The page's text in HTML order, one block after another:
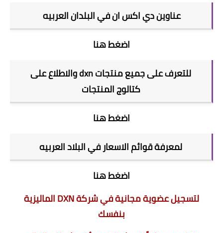
عناوين دي اكس ان في البلدان العربيه
اضغط هنا
للتعرف على جميع منتجات dxn والاطلاع على
كتالوج المنتجات
اضغط هنا
لمعرفة قوائم الاسعار في البلاد العربيه
اضغط هنا
لتسجيل عضوية مجانية في شركة DXN الماليزية
بنفسك